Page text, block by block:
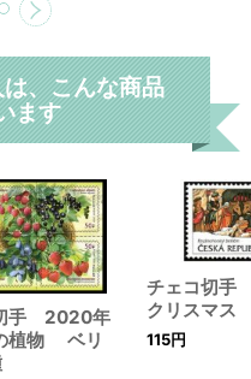
、こんな商品
ます
手 2020年
植物 ベリ
チェコ切
クリスマス
115円